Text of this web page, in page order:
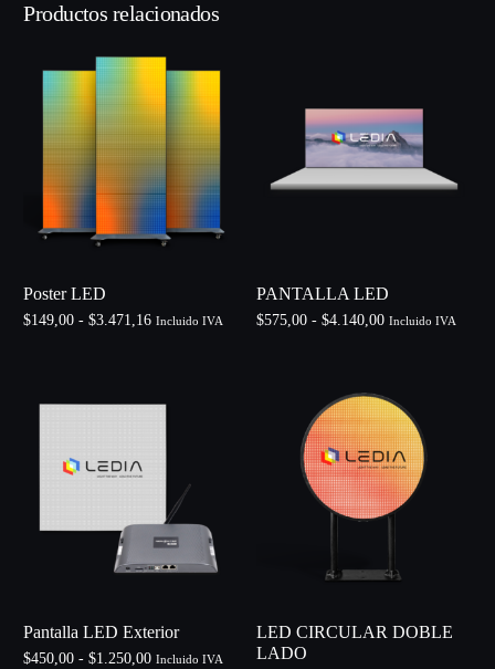
Productos relacionados
Poster LED
$149,00 - $3.471,16 Incluido IVA
PANTALLA LED
$575,00 - $4.140,00 Incluido IVA
Pantalla LED Exterior
$450,00 - $1.250,00 Incluido IVA
LED CIRCULAR DOBLE
LADO